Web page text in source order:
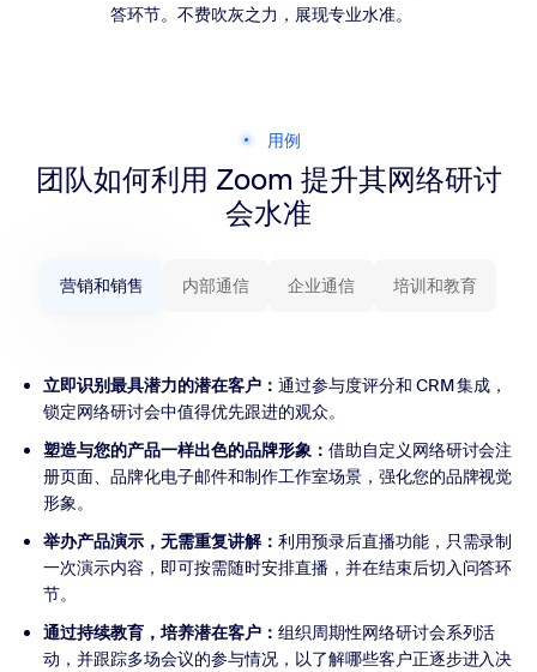
答环节。不费吹灰之力，展现专业水准。
用例
团队如何利用 Zoom 提升其网络研讨
会水准
营销和销售 内部通信 企业通信 培训和教育
立即识别最具潜力的潜在客户： 通过参与度评分和 CRM 集成，
锁定网络研讨会中值得优先跟进的观众。
塑造与您的产品一样出色的品牌形象： 借助自定义网络研讨会注
册页面、品牌化电子邮件和制作工作室场景，强化您的品牌视觉
形象。
举办产品演示，无需重复讲解： 利用预录后直播功能，只需录制
一次演示内容，即可按需随时安排直播，并在结束后切入问答环
节。
通过持续教育，培养潜在客户： 组织周期性网络研讨会系列活
动，并跟踪多场会议的参与情况，以了解哪些客户正逐步进入决